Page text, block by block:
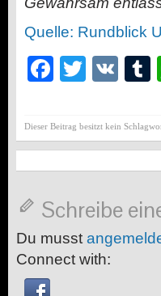
Quelle: Rundblick
VK
Dieser Beitrag besitzt kein
Schreibe
Du musst
Connect with: